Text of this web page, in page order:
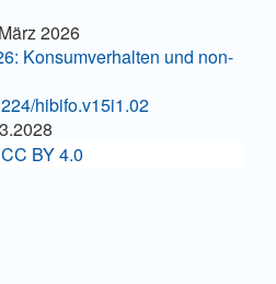
März 2026
Konsumverhalten und non-
hibifo.v15i1.02
CC BY 4.0
(2005). Promoting